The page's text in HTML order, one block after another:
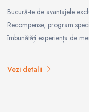
Bucură-te de avantajele
Recompense, program
îmbunătăți experiența de
Vezi detalii